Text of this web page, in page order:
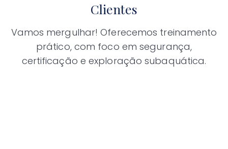
Clientes
Vamos mergulhar! Oferecemos treinamento
prático, com foco em segurança,
certificação e exploração subaquática.